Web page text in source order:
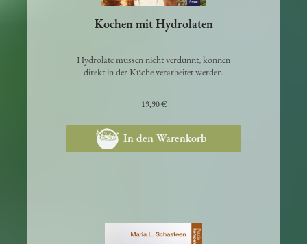
Kochen mit Hydrolaten
Hydrolate müssen nicht verdünnt, können
direkt in der Küche verarbeitet werden.
19,90 €
In den Warenkorb